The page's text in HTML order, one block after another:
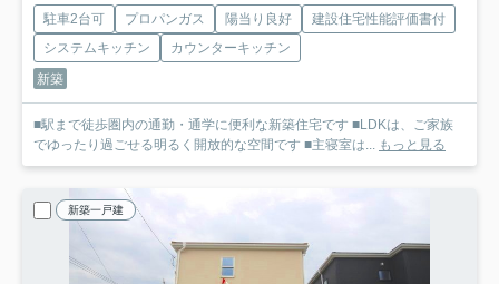
駐車2台可 プロパンガス 陽当り良好
建設住宅性能評価書付
システムキッチン
カウンターキッチン
新築
■駅まで徒歩圏内の通勤・通学に便利な新築住宅です ■LDKは、ご家族
でゆったり過ごせる明るく開放的な空間です ■主寝室は... もっと見る
新築一戸建